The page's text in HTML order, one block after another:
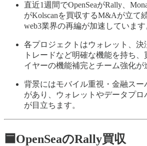
直近1週間でOpenSeaがRally、
がKolscanを買収するM&Aが立て
web3業界の再編が加速しています
各プロジェクトはウォレット、決
トレードなど明確な機能を持ち
イヤーの機能補完とチーム強化が
背景にはモバイル重視・金融スー
があり、ウォレットやデータプロ
が目立ちます。
🟦OpenSeaのRally買収